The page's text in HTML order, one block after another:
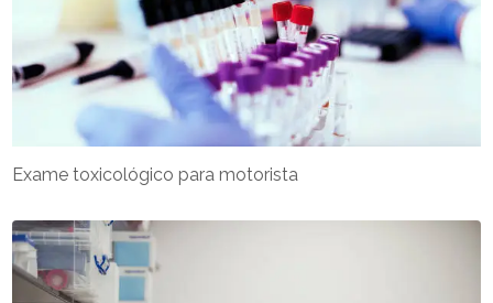
Exame toxicológico para motorista